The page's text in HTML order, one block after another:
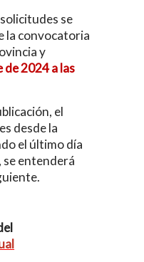
se
la convocatoria
y
2024 a las
el
desde la
el último día
se entenderá